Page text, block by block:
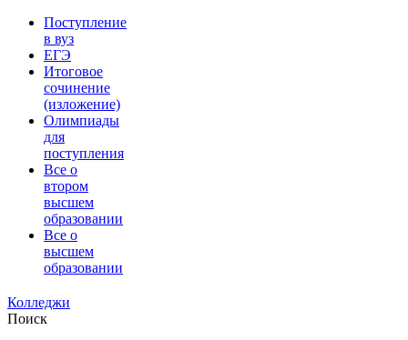
Поступление
в вуз
ЕГЭ
Итоговое
сочинение
(изложение)
Олимпиады
для
поступления
Все о
втором
высшем
образовании
Все о
высшем
образовании
Колледжи
Поиск